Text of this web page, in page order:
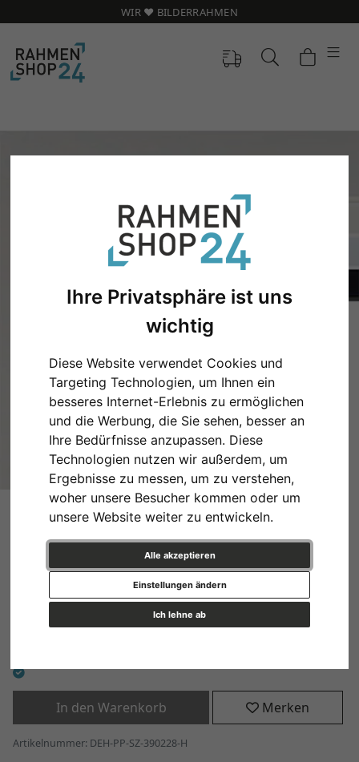
Ihre Privatsphäre ist uns
wichtig
Diese Website verwendet Cookies und
Targeting Technologien, um Ihnen ein
besseres Internet-Erlebnis zu ermöglichen
und die Werbung, die Sie sehen, besser an
Ihre Bedürfnisse anzupassen. Diese
Technologien nutzen wir außerdem, um
Ergebnisse zu messen, um zu verstehen,
woher unsere Besucher kommen oder um
unsere Website weiter zu entwickeln.
Alle akzeptieren
Ich lehne ab
Einstellungen ändern
WIR ❤️ BILDERRAHMEN
2,5 mm Passepartout in
Museumsqualität
12,75 €
In den Warenkorb Merken
Artikelnummer: DEH-PP-SZ-390228-H